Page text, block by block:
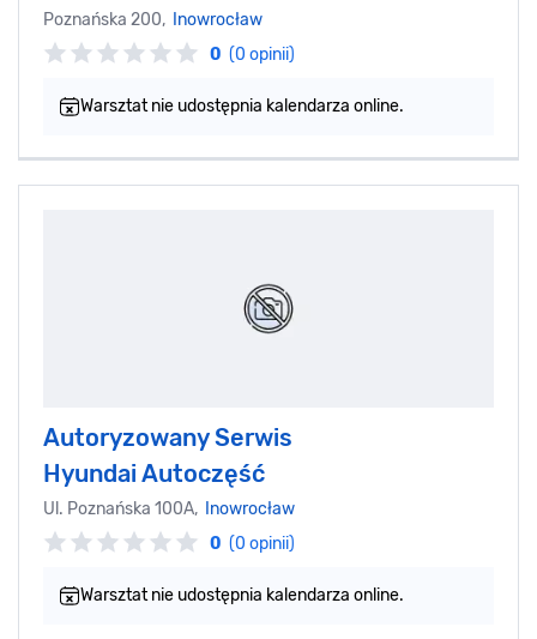
Poznańska 200,
Inowrocław
0 (0 opinii)
Warsztat nie udostępnia kalendarza online.
Autoryzowany Serwis
Hyundai Autoczęść
Ul. Poznańska 100A,
Inowrocław
0 (0 opinii)
Warsztat nie udostępnia kalendarza online.